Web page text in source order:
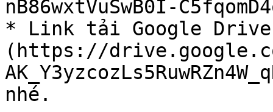
nB86wxtVuSwB0I-
* Link tải Google
(https://
nhé.